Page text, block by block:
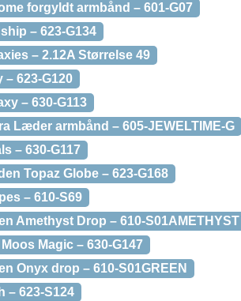
forgyldt armbånd – 601-G07
– 623-G134
– 2.12A Størrelse 49
– 623-G120
– 630-G113
Læder armbånd – 605-JEWELTIME-G
– 630-G117
Topaz Globe – 623-G168
– 610-S69
Amethyst Drop – 610-S01AMETHYST
Magic – 630-G147
Onyx drop – 610-S01GREEN
– 623-S124